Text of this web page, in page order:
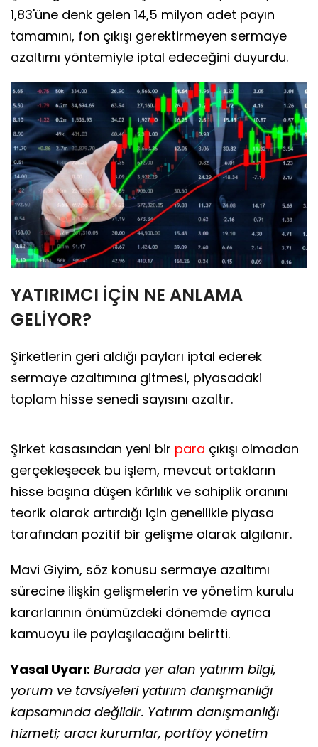
1,83'üne denk gelen 14,5 milyon adet payın
tamamını, fon çıkışı gerektirmeyen sermaye
azaltımı yöntemiyle iptal edeceğini duyurdu.
YATIRIMCI İÇİN NE ANLAMA
GELİYOR?
Şirketlerin geri aldığı payları iptal ederek
sermaye azaltımına gitmesi, piyasadaki
toplam hisse senedi sayısını azaltır.
Şirket kasasından yeni bir para çıkışı olmadan
gerçekleşecek bu işlem, mevcut ortakların
hisse başına düşen kârlılık ve sahiplik oranını
teorik olarak artırdığı için genellikle piyasa
tarafından pozitif bir gelişme olarak algılanır.
Mavi Giyim, söz konusu sermaye azaltımı
sürecine ilişkin gelişmelerin ve yönetim kurulu
kararlarının önümüzdeki dönemde ayrıca
kamuoyu ile paylaşılacağını belirtti.
Yasal Uyarı: Burada yer alan yatırım bilgi,
yorum ve tavsiyeleri yatırım danışmanlığı
kapsamında değildir. Yatırım danışmanlığı
hizmeti; aracı kurumlar, portföy yönetim